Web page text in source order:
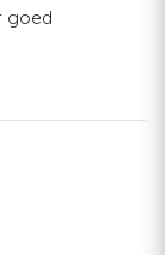
goed